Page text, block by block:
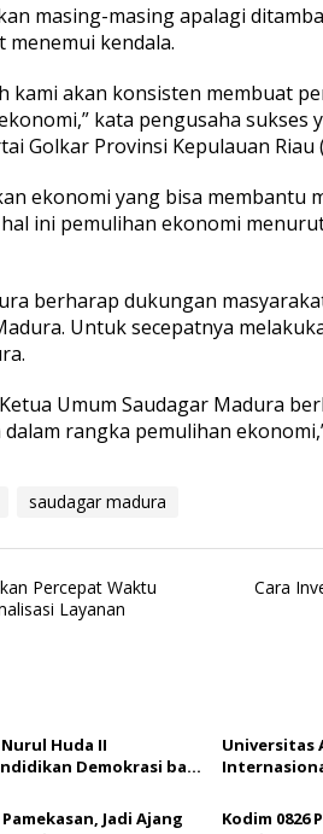
masing-masing apalagi
menemui kendala.
kami akan konsisten membuat
kata pengusaha sukses
Golkar Provinsi Kepulauan Riau
ekonomi yang bisa membantu
ini pemulihan ekonomi
berharap dukungan
Untuk secepatnya
Umum Saudagar Madura
rangka pemulihan
saudagar madura
Percepat Waktu
Layanan
Cara
Huda II
Demokrasi bagi
Universitas
Jadi Ajang
Kodim 0826